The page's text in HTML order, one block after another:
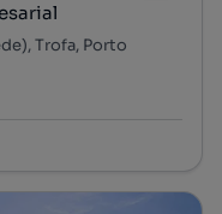
Trofa, Porto